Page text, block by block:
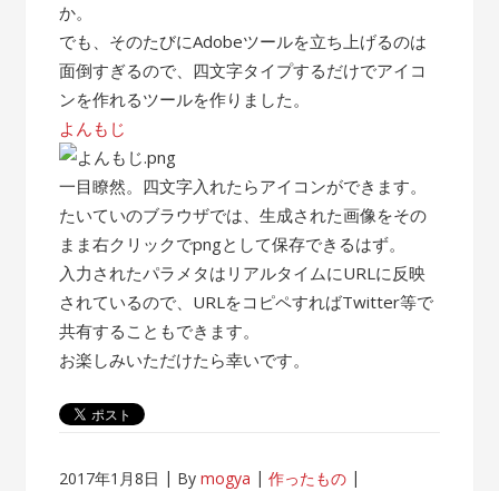
か。
でも、そのたびにAdobeツールを立ち上げるのは
面倒すぎるので、四文字タイプするだけでアイコ
ンを作れるツールを作りました。
よんもじ
一目瞭然。四文字入れたらアイコンができます。
たいていのブラウザでは、生成された画像をその
まま右クリックでpngとして保存できるはず。
入力されたパラメタはリアルタイムにURLに反映
されているので、URLをコピペすればTwitter等で
共有することもできます。
お楽しみいただけたら幸いです。
2017年1月8日 Bymogya
作ったもの